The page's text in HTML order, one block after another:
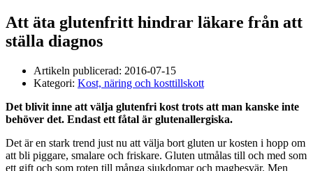
Att äta glutenfritt hindrar läkare från att
ställa diagnos
Artikeln publicerad: 2016-07-15
Kategori: Kost, näring och kosttillskott
Det blivit inne att välja glutenfri kost trots att man kanske inte
behöver det. Endast ett fåtal är glutenallergiska.
Det är en stark trend just nu att välja bort gluten ur kosten i hopp om
att bli piggare, smalare och friskare. Gluten utmålas till och med som
ett gift och som roten till många sjukdomar och magbesvär. Men